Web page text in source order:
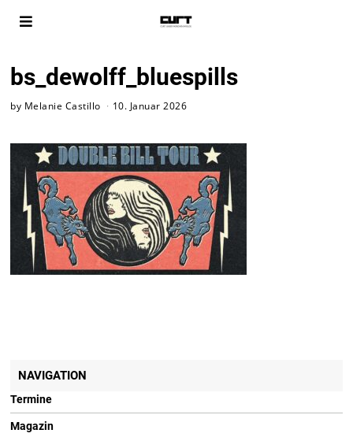
bs_dewolff_bluespills
by Melanie Castillo 10. Januar 2026
NAVIGATION
Termine
Magazin